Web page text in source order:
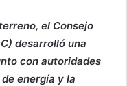
el Consejo
desarrolló una
con autoridades
energía y la